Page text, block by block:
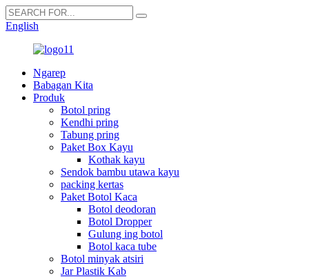
English
Ngarep
Babagan Kita
Produk
Botol pring
Kendhi pring
Tabung pring
Paket Box Kayu
Kothak kayu
Sendok bambu utawa kayu
packing kertas
Paket Botol Kaca
Botol deodoran
Botol Dropper
Gulung ing botol
Botol kaca tube
Botol minyak atsiri
Jar Plastik Kab